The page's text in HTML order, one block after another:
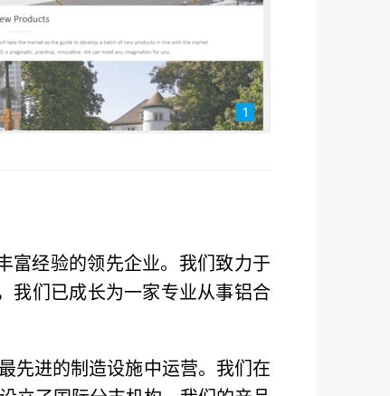
1
富经验的领先企业。我们致力于
我们已成长为一家专业从事铝合
进的制造设施中运营。我们在